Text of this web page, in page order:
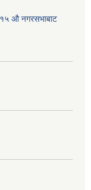
‍‍‍औ नगरसभाबाट